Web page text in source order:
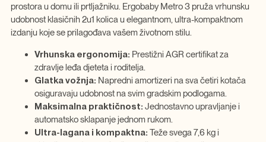
prostora u domu ili prtljažniku. Ergobaby Metro 3 pruža vrhunsku
udobnost klasičnih 2u1 kolica u elegantnom, ultra-kompaktnom
izdanju koje se prilagođava vašem životnom stilu.
Vrhunska ergonomija: Prestižni AGR certifikat za
zdravlje leđa djeteta i roditelja.
Glatka vožnja: Napredni amortizeri na sva četiri kotača
osiguravaju udobnost na svim gradskim podlogama.
Maksimalna praktičnost: Jednostavno upravljanje i
automatsko sklapanje jednom rukom.
Ultra-lagana i kompaktna: Teže svega 7,6 kg i